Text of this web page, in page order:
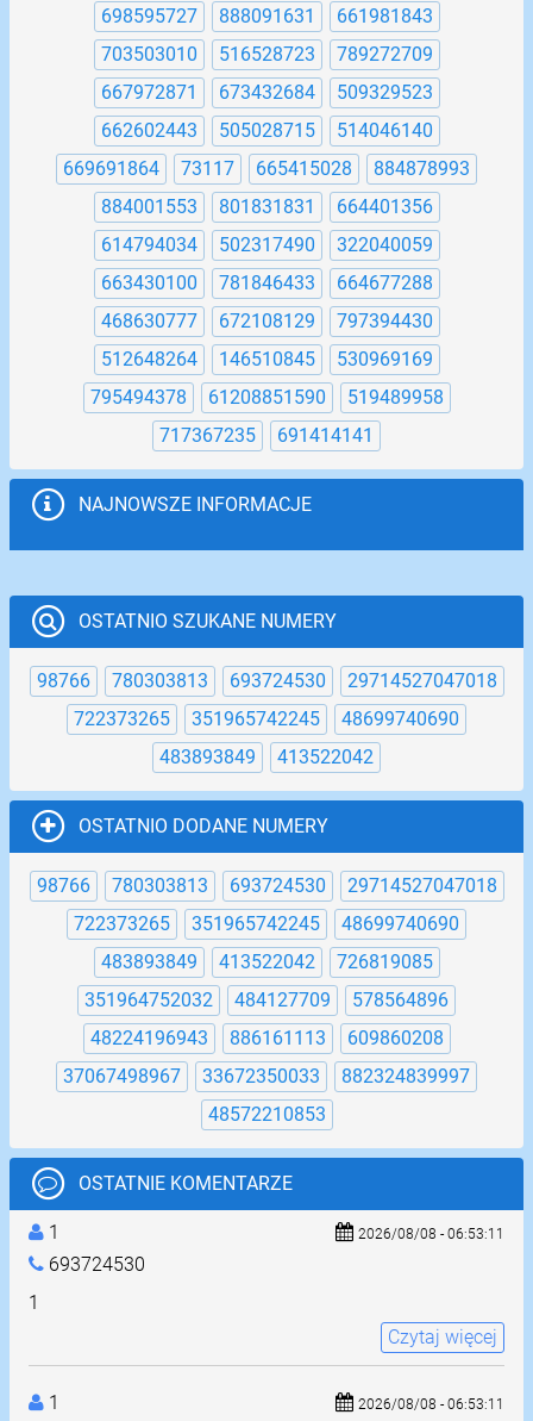
698595727 888091631
661981843
703503010
516528723
789272709
667972871
673432684
509329523
662602443
505028715
514046140
669691864
73117 665415028
884878993
884001553
801831831
664401356
614794034
502317490
322040059
663430100
781846433
664677288
468630777
672108129
797394430
512648264
146510845
530969169
795494378
61208851590
519489958
717367235
691414141
NAJNOWSZE INFORMACJE
OSTATNIO SZUKANE NUMERY
98766 780303813 693724530
29714527047018
722373265
351965742245
48699740690
483893849
413522042
OSTATNIO DODANE NUMERY
98766 780303813 693724530
29714527047018
722373265
351965742245
48699740690
483893849
413522042
726819085
351964752032
484127709
578564896
48224196943
886161113
609860208
37067498967
33672350033
882324839997
48572210853
OSTATNIE KOMENTARZE
1
693724530
2026/08/08 - 06:53:11
1
Czytaj więcej
1
2026/08/08 - 06:53:11